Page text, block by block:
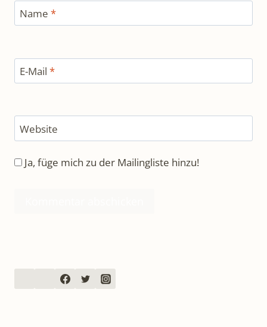
Name *
E-Mail *
Website
Ja, füge mich zu der Mailingliste hinzu!